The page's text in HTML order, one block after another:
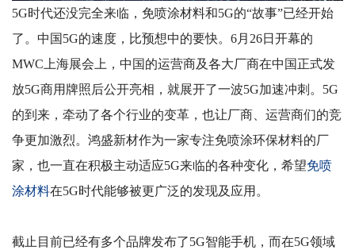
5G时代还没完全来临，免喷涂材料和5G的“故事”已经开始
了。中国 5G的速度，比预想中的要快。 6月 26日开幕的
MWC 上海展会上，中国的运营商及各大厂商在中国正式发
放5G商用牌照后公开亮相，就展开了一波5G加速冲刺。 5G
的到来，牵动了各个行业的变革，也让厂商、运营商们的竞
争更加激烈。鸿盛新材作为一家专注免喷涂环保材料的厂
家，也一直在积极主动适应5G来临的各种变化，希望免喷
涂材料在5G时代能够被更广泛的发现及应用。
截止目前已经有多个品牌发布了5G智能手机，而在5G领域